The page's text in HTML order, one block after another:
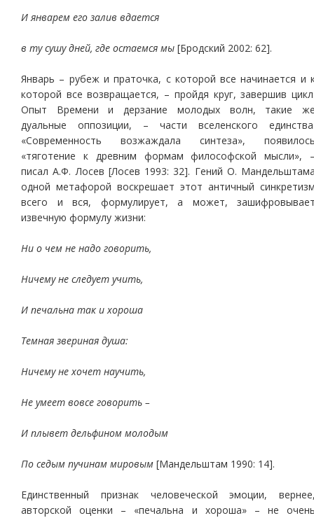
И январем его залив вдается
в ту сушу дней, где остаемся мы [Бродский 2002: 62].
Январь – рубеж и праточка, с которой все начинается и
которой все возвращается, – пройдя круг, завершив
Опыт Времени и дерзание молодых волн, такие
дуальные оппозиции, – части вселенского
«Современность возжаждала синтеза»,
«тяготение к древним формам философской мысли»,
писал А.Ф. Лосев [Лосев 1993: 32]. Гений О.
одной метафорой воскрешает этот античный
всего и вся, формулирует, а может,
извечную формулу жизни:
Ни о чем не надо говорить,
Ничему не следует учить,
И печальна так и хороша
Темная звериная душа:
Ничему не хочет научить,
Не умеет вовсе говорить –
И плывет дельфином молодым
По седым пучинам мировым [Мандельштам 1990: 14].
Единственный признак человеческой эмоции,
авторской оценки – «печальна и хороша» – не